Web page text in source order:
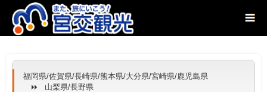
福岡県/佐賀県/長崎県/熊本県/大分県/宮崎県/鹿児島県
山梨県/長野県